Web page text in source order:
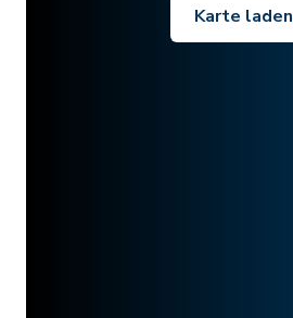
Karte laden